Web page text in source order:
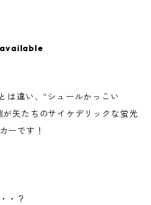
は違い、“シュールかっこい
矢たちのサイケデリックな蛍光
ーです！
・？